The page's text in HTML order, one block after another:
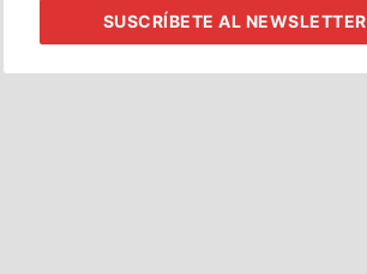
SUSCRÍBETEAL NEWSLETTER